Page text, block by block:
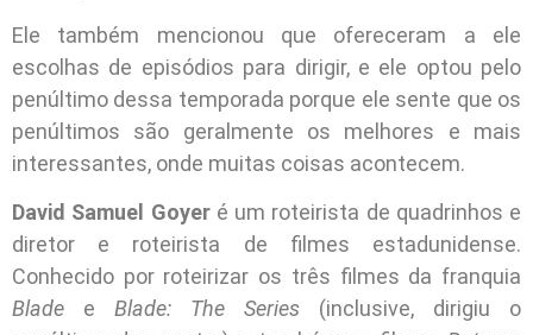
Ele também mencionou que ofereceram a ele
escolhas de episódios para dirigir, e ele optou pelo
penúltimo dessa temporada porque ele sente que os
penúltimos são geralmente os melhores e mais
interessantes, onde muitas coisas acontecem.
David Samuel Goyeré um roteirista de quadrinhos e
diretor e roteirista de filmes estadunidense.
Conhecido por roteirizar os três filmes da franquia
Blade e Blade: The Series (inclusive, dirigiu o